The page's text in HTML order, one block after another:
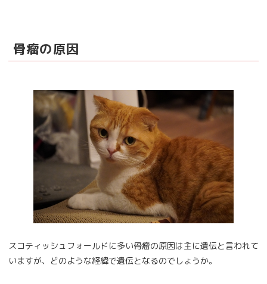
骨瘤の原因
スコティッシュフォールドに多い骨瘤の原因は主に遺伝と言われて
いますが、どのような経緯で遺伝となるのでしょうか。